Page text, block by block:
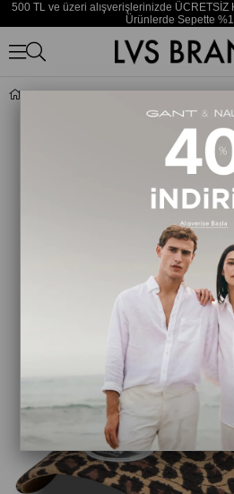
500 TL ve üzeri alışverişlerinizde ÜCRETSİZ
Ürünlerde Sepette
New York Yankees Kadın